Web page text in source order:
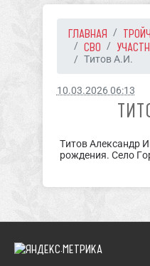
ГЛАВНАЯ
СВО
Титов А.И.
10.03.2026 06:13
Титов Александр
рождения. Село